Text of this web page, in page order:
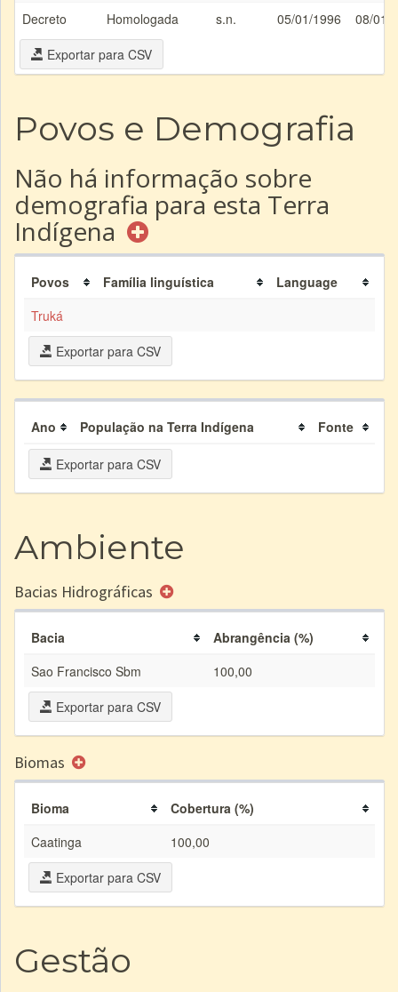
Decreto Homologada s.n. 05/01/1996
08/01/
Exportar para CSV
Povos e Demografia
Não há informação sobre
demografia para esta Terra
Indígena
Povos Família linguística
Language
Truká
Exportar para CSV
Ano População na Terra Indígena Fonte
Exportar para CSV
Ambiente
Bacias Hidrográficas
Bacia
Abrangência (%)
Sao Francisco Sbm
100,00
Exportar para CSV
Biomas
Bioma
Cobertura (%)
Caatinga
100,00
Exportar para CSV
Gestão